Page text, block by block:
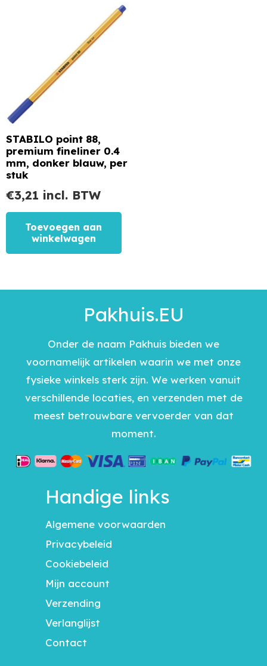
STABILO point 88,
premium fineliner 0.4
mm, donker blauw, per
stuk
€3,21 incl. BTW
Toevoegen aan
winkelwagen
Pakhuis.EU
Onder de naam Pakhuis bieden we
voornamelijk artikelen waarin we met onze
fysieke winkels sterk zijn. We werken vanuit
verschillende locaties, en verzenden met de
meest betrouwbare vervoerder van dat
moment.
Handige links
Algemene voorwaarden
Privacybeleid
Cookiebeleid
Mijn account
Verzending
Verlanglijst
Contact